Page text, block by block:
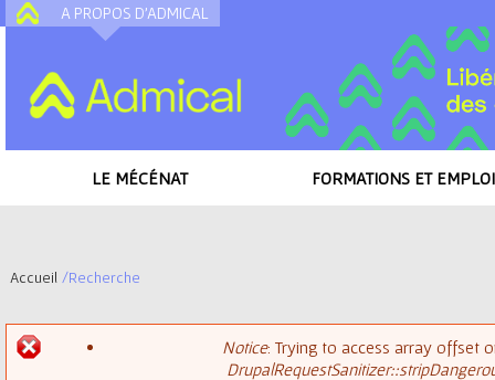
A PROPOS D'ADMICAL
LE MÉCÉNAT FORMATIONS ET
Accueil /Recherche
Notice: Trying to access array offset